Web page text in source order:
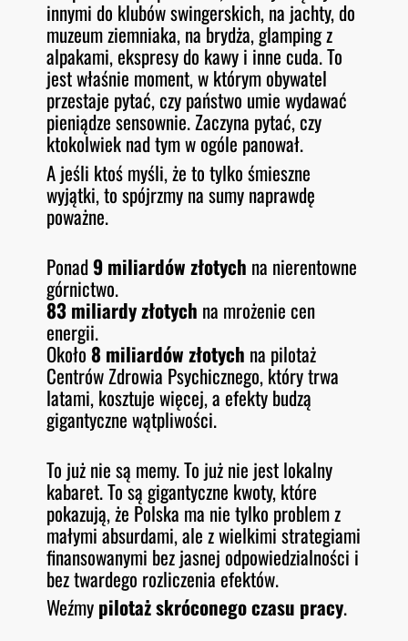
innymi do klubów swingerskich, na jachty, do
muzeum ziemniaka, na brydża, glamping z
alpakami, ekspresy do kawy i inne cuda. To
jest właśnie moment, w którym obywatel
przestaje pytać, czy państwo umie wydawać
pieniądze sensownie. Zaczyna pytać, czy
ktokolwiek nad tym w ogóle panował.
A jeśli ktoś myśli, że to tylko śmieszne
wyjątki, to spójrzmy na sumy naprawdę
poważne.
Ponad9 miliardów złotych na nierentowne
górnictwo.
83 miliardy złotych na mrożenie cen
energii.
Około8 miliardów złotych na pilotaż
Centrów Zdrowia Psychicznego, który trwa
latami, kosztuje więcej, a efekty budzą
gigantyczne wątpliwości.
To już nie są memy. To już nie jest lokalny
kabaret. To są gigantyczne kwoty, które
pokazują, że Polska ma nie tylko problem z
małymi absurdami, ale z wielkimi strategiami
finansowanymi bez jasnej odpowiedzialności i
bez twardego rozliczenia efektów.
Weźmypilotaż skróconego czasu pracy.